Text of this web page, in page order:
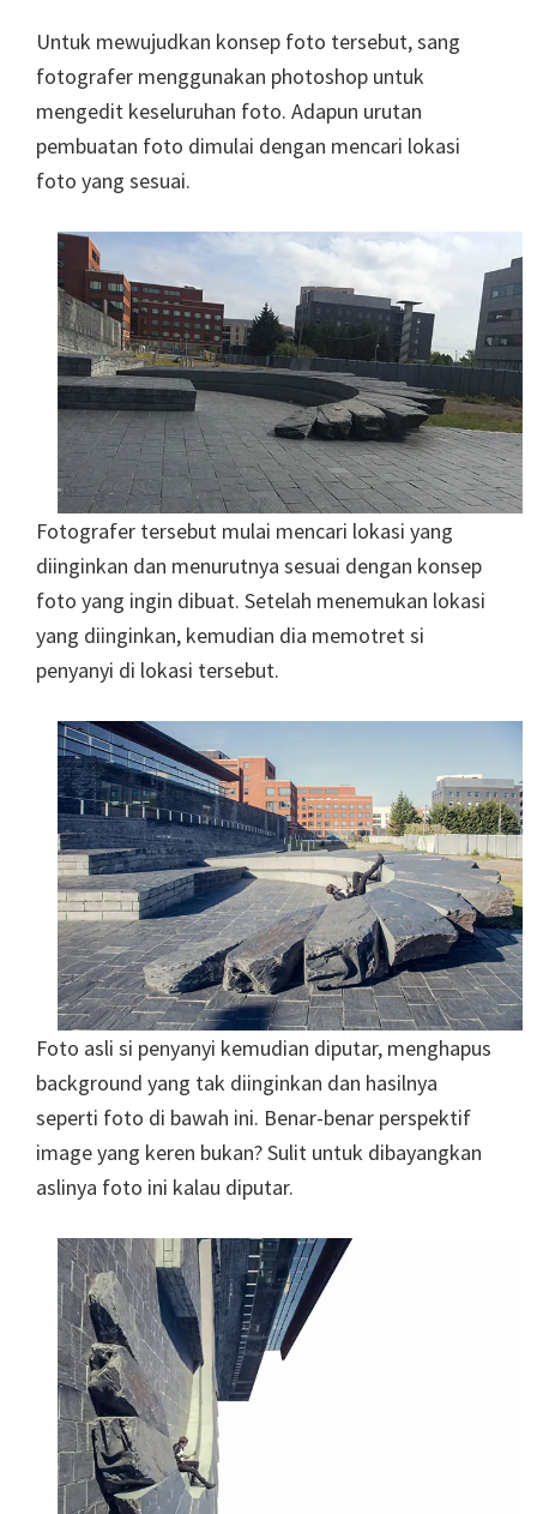
Untuk mewujudkan konsep foto tersebut, sang
fotografer menggunakan photoshop untuk
mengedit keseluruhan foto. Adapun urutan
pembuatan foto dimulai dengan mencari lokasi
foto yang sesuai.
Fotografer tersebut mulai mencari lokasi yang
diinginkan dan menurutnya sesuai dengan konsep
foto yang ingin dibuat. Setelah menemukan lokasi
yang diinginkan, kemudian dia memotret si
penyanyi di lokasi tersebut.
Foto asli si penyanyi kemudian diputar, menghapus
background yang tak diinginkan dan hasilnya
seperti foto di bawah ini. Benar-benar perspektif
image yang keren bukan? Sulit untuk dibayangkan
aslinya foto ini kalau diputar.